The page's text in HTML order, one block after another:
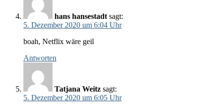
hans hansestadt sagt:
5. Dezember 2020 um 6:04 Uhr
boah, Netflix wäre geil
Antworten
Tatjana Weitz sagt:
5. Dezember 2020 um 6:05 Uhr